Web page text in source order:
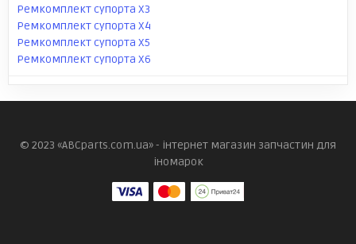
Ремкомплект супорта X3
Ремкомплект супорта X4
Ремкомплект супорта X5
Ремкомплект супорта X6
© 2023 «ABCparts.com.ua» - інтернет магазин запчастин для
іномарок